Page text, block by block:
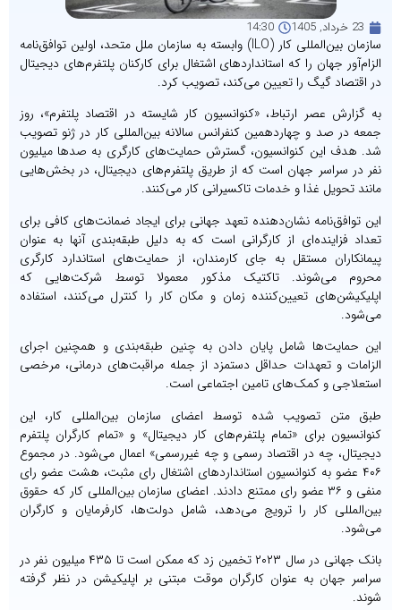
23 خرداد, 1405 14:30
سازمان بین‌المللی کار (ILO) وابسته به سازمان ملل متحد، اولین توافق‌نامه
الزام‌آور جهان را که استانداردهای اشتغال برای کارکنان پلتفرم‌های دیجیتال
در اقتصاد گیگ را تعیین می‌کند، تصویب کرد.
به گزارش عصر ارتباط، «کنوانسیون کار شایسته در اقتصاد پلتفرم»، روز
جمعه در صد و چهاردهمین کنفرانس سالانه بین‌المللی کار در ژنو تصویب
شد. هدف این کنوانسیون، گسترش حمایت‌های کارگری به صدها میلیون
نفر در سراسر جهان است که از طریق پلتفرم‌های دیجیتال، در بخش‌هایی
مانند تحویل غذا و خدمات تاکسیرانی کار می‌کنند.
این توافق‌نامه نشان‌دهنده تعهد جهانی برای ایجاد ضمانت‌های کافی برای
تعداد فزاینده‌ای از کارگرانی است که به دلیل طبقه‌بندی آنها به عنوان
پیمانکاران مستقل به جای کارمندان، از حمایت‌های استاندارد کارگری
محروم می‌شوند. تاکتیک مذکور معمولا توسط شرکت‌هایی که
اپلیکیشن‌های تعیین‌کننده زمان و مکان کار را کنترل می‌کنند، استفاده
می‌شود.
این حمایت‌ها شامل پایان دادن به چنین طبقه‌بندی و همچنین اجرای
الزامات و تعهدات حداقل دستمزد از جمله مراقبت‌های درمانی، مرخصی
استعلاجی و کمک‌های تامین اجتماعی است.
طبق متن تصویب شده توسط اعضای سازمان بین‌المللی کار، این
کنوانسیون برای «تمام پلتفرم‌های کار دیجیتال» و «تمام کارگران پلتفرم
دیجیتال، چه در اقتصاد رسمی و چه غیررسمی» اعمال می‌شود. در مجموع
۴۰۶ عضو به کنوانسیون استانداردهای اشتغال رای مثبت، هشت عضو رای
منفی و ۳۶ عضو رای ممتنع دادند. اعضای سازمان بین‌المللی کار که حقوق
بین‌المللی کار را ترویج می‌دهد، شامل دولت‌ها، کارفرمایان و کارگران
می‌شود.
بانک جهانی در سال ۲۰۲۳ تخمین زد که ممکن است تا ۴۳۵ میلیون نفر در
سراسر جهان به عنوان کارگران موقت مبتنی بر اپلیکیشن در نظر گرفته
شوند.